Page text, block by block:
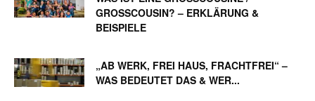
ROSSCOUSIN? – ERKLÄRUNG & BE
ISPIELE
„AB WERK, FREI HAUS, FRACHTFREI“ –
WAS BEDEUTET DAS & WER...